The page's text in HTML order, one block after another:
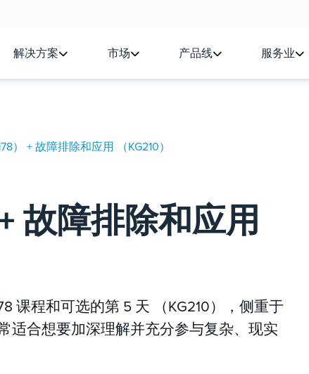
解决方案 市场 产品线 服务业
） + 故障排除和应用 （KG210）
故障排除和应用
课程和可选的第 5 天 （KG210），侧重于
适合想要加深理解并充分参与复杂、现实